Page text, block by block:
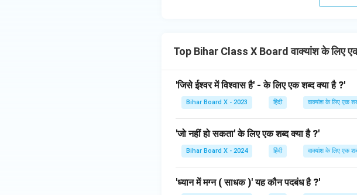
Top Bihar Class X Board वाक्यांश के लिए
'जिसे ईश्वर में विश्वास है' - के लिए एक शब्द क्या है ?'
Bihar Board X - 2023 हिंदी वाक्यांश के लिए एक
'जो नहीं हो सकता' के लिए एक शब्द क्या है ?'
Bihar Board X - 2024 हिंदी वाक्यांश के लिए एक
'ध्यान में मग्न ( साधक )' यह कौन पदबंध है ?'